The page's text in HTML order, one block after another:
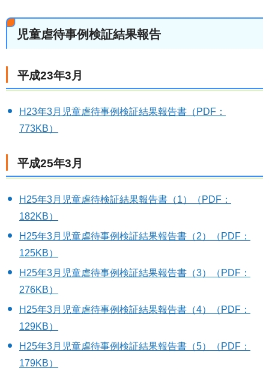
児童虐待事例検証結果報告
平成23年3月
H23年3月児童虐待事例検証結果報告書（PDF：
773KB）
平成25年3月
H25年3月児童虐待検証結果報告書（1）（PDF：
182KB）
H25年3月児童虐待事例検証結果報告書（2）（PDF：
125KB）
H25年3月児童虐待事例検証結果報告書（3）（PDF：
276KB）
H25年3月児童虐待事例検証結果報告書（4）（PDF：
129KB）
H25年3月児童虐待事例検証結果報告書（5）（PDF：
179KB）